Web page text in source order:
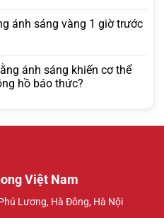
ánh sáng vàng 1 giờ trước
ánh sáng khiến cơ thể
hồ báo thức?
Việt Nam
Lương, Hà Đông, Hà Nội